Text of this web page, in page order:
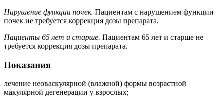
Нарушение функции почек. Пациентам с нарушением функции
почек не требуется коррекция дозы препарата.
Пациенты 65 лет и старше. Пациентам 65 лет и старше не
требуется коррекция дозы препарата.
Показания
лечение неоваскулярной (влажной) формы возрастной
макулярной дегенерации у взрослых;